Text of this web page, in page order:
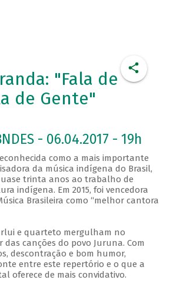
"Fala de
de Gente"
- 06.04.2017 - 19h
como a mais importante
da música indígena do Brasil,
trinta anos ao trabalho de
indígena. Em 2015, foi vencedora
Brasileira como “melhor cantora
e quarteto mergulham no
canções do povo Juruna. Com
descontração e bom humor,
entre este repertório e o que a
oferece de mais convidativo.